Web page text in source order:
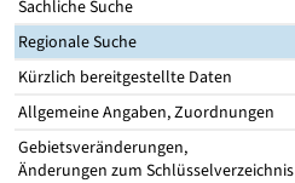
Sachliche Suche
Regionale Suche
Kürzlich bereitgestellte Daten
Allgemeine Angaben, Zuordnungen
Gebietsveränderungen,
Änderungen zum Schlüsselverzeichnis